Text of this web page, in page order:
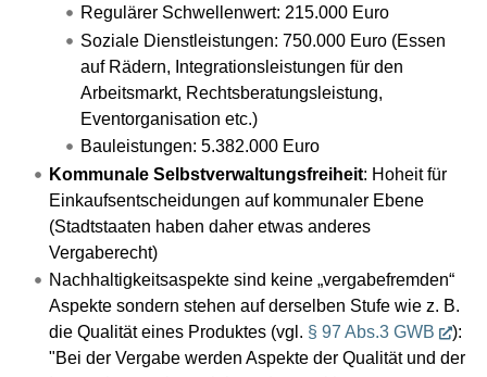
Regulärer Schwellenwert: 215.000 Euro
Soziale Dienstleistungen: 750.000 Euro (Essen
auf Rädern, Integrationsleistungen für den
Arbeitsmarkt, Rechtsberatungsleistung,
Eventorganisation etc.)
Bauleistungen: 5.382.000 Euro
Kommunale Selbstverwaltungsfreiheit: Hoheit für
Einkaufsentscheidungen auf kommunaler Ebene
(Stadtstaaten haben daher etwas anderes
Vergaberecht)
Nachhaltigkeitsaspekte sind keine „vergabefremden“
Aspekte sondern stehen auf derselben Stufe wie z. B.
die Qualität eines Produktes (vgl. § 97 Abs.3 GWB
):
"Bei der Vergabe werden Aspekte der Qualität und der